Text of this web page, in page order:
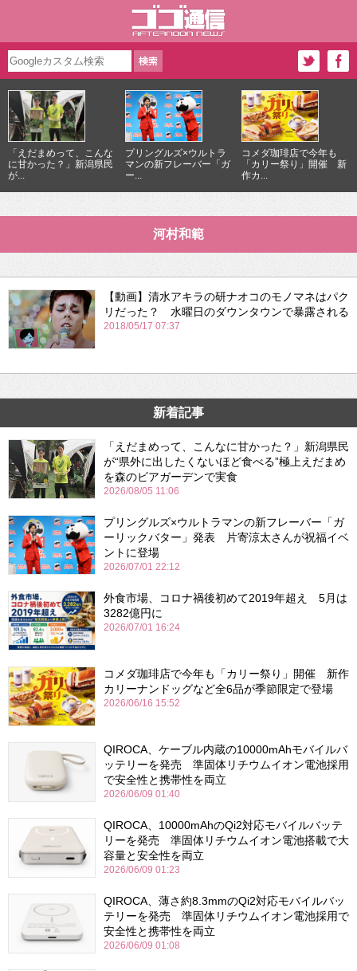
「えだまめって、こんな
に甘かった？」新潟県民
が...
プリングルズ×ウルトラ
マンの新フレーバー「ガ
ー...
コメダ珈琲店で今年も
「カリー祭り」開催 新
作カ...
河村和範
【動画】清水アキラの研ナオコのモノマネはパク
リだった？ 水曜日のダウンタウンで暴露される
2018/05/17 07:37
新着記事
「えだまめって、こんなに甘かった？」新潟県民
が“県外に出したくないほど食べる”極上えだまめ
を森のビアガーデンで実食
2026/08/05 11:06
プリングルズ×ウルトラマンの新フレーバー「ガ
ーリックバター」発表 片寄涼太さんが祝福イベ
ントに登場
2026/07/01 22:12
外食市場、コロナ禍後初めて2019年超え 5月は
3282億円に
2026/07/01 16:24
コメダ珈琲店で今年も「カリー祭り」開催 新作
カリーナンドッグなど全6品が季節限定で登場
2026/06/16 15:52
QIROCA、ケーブル内蔵の10000mAhモバイルバ
ッテリーを発売 準固体リチウムイオン電池採用
で安全性と携帯性を両立
2026/06/09 01:40
QIROCA、10000mAhのQi2対応モバイルバッテ
リーを発売 準固体リチウムイオン電池搭載で大
容量と安全性を両立
2026/06/09 01:23
QIROCA、薄さ約8.3mmのQi2対応モバイルバッ
テリーを発売 準固体リチウムイオン電池採用で
安全性と携帯性を両立
2026/06/09 01:08